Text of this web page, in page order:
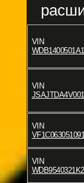
VIN
VIN
VIN
VIN